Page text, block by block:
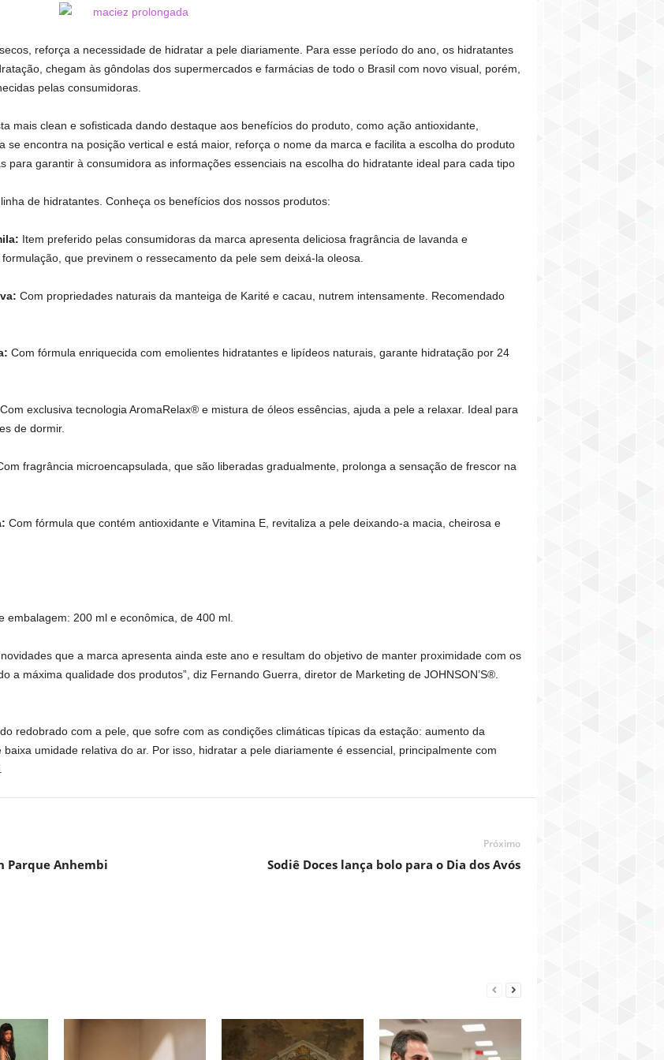
reforça a necessidade de hidratar a pele diariamente. Para esse período do ano, os hidratantes
chegam às gôndolas dos supermercados e farmácias de todo o Brasil com novo visual, porém,
pelas consumidoras.
mais clean e sofisticada dando destaque aos benefícios do produto, como ação antioxidante,
se encontra na posição vertical e está maior, reforça o nome da marca e facilita a escolha do produto
para garantir à consumidora as informações essenciais na escolha do hidratante ideal para cada tipo
de hidratantes. Conheça os benefícios dos nossos produtos:
Item preferido pelas consumidoras da marca apresenta deliciosa fragrância de lavanda e
que previnem o ressecamento da pele sem deixá-la oleosa.
Com propriedades naturais da manteiga de Karité e cacau, nutrem intensamente. Recomendado
Com fórmula enriquecida com emolientes hidratantes e lipídeos naturais, garante hidratação por 24
Com exclusiva tecnologia AromaRelax® e mistura de óleos essências, ajuda a pele a relaxar. Ideal para
de dormir.
fragrância microencapsulada, que são liberadas gradualmente, prolonga a sensação de frescor na
Com fórmula que contém antioxidante e Vitamina E, revitaliza a pele deixando-a macia, cheirosa e
200 ml e econômica, de 400 ml.
que a marca apresenta ainda este ano e resultam do objetivo de manter proximidade com os
a máxima qualidade dos produtos”, diz Fernando Guerra, diretor de Marketing de JOHNSON’S®.
redobrado com a pele, que sofre com as condições climáticas típicas da estação: aumento da
umidade relativa do ar. Por isso, hidratar a pele diariamente é essencial, principalmente com
Parque Anhembi
Próximo
Sodiê Doces lança bolo para o Dia dos Avós